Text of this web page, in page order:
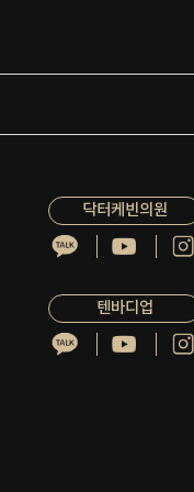
닥터케빈의원
텐바디업